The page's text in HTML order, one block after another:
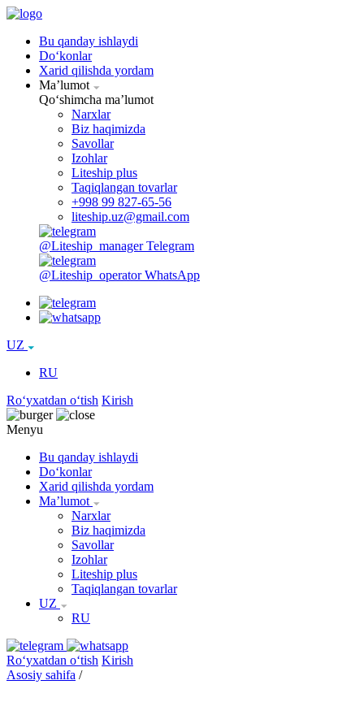
Bu qanday ishlaydi
Doʻkonlar
Xarid qilishda yordam
Maʼlumot
Qoʻshimcha maʼlumot
Narxlar
Biz haqimizda
Savollar
Izohlar
Liteship plus
Taqiqlangan tovarlar
+998 99 827-65-56
liteship.uz@gmail.com
@Liteship_manager Telegram
@Liteship_operator WhatsApp
UZ
RU
Roʻyxatdan oʻtish Kirish
Menyu
Bu qanday ishlaydi
Doʻkonlar
Xarid qilishda yordam
Maʼlumot
Narxlar
Biz haqimizda
Savollar
Izohlar
Liteship plus
Taqiqlangan tovarlar
UZ
RU
Roʻyxatdan oʻtish Kirish
Asosiy sahifa /